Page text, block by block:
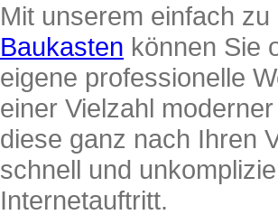
Mit unserem einfach
Baukasten können Sie
eigene professionelle
einer Vielzahl
diese ganz nach Ihren
schnell und
Internetauftritt.